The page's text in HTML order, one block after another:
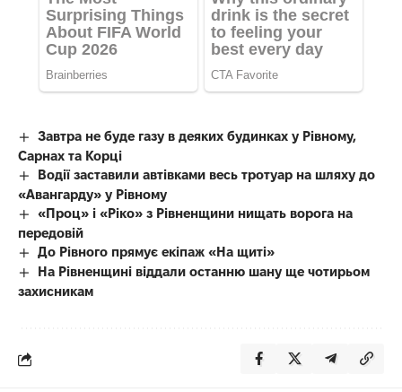
Завтра не буде газу в деяких будинках у Рівному,
Сарнах та Корці
Водії заставили автівками весь тротуар на шляху до
«Авангарду» у Рівному
«Проц» і «Ріко» з Рівненщини нищать ворога на
передовій
До Рівного прямує екіпаж «На щиті»
На Рівненщині віддали останню шану ще чотирьом
захисникам